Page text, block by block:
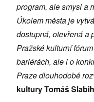
program, ale smysl a
Úkolem města je
dostupná, otevřená a
Pražskékulturní fó
bariérách, ale i o
Praze dlouhodobě
kultury Tomáš